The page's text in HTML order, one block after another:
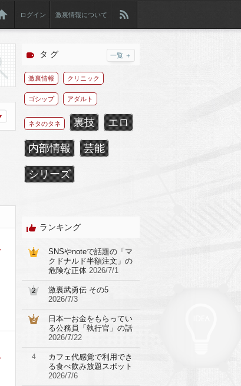
ログイン 激裏情報について
タ グ 一覧 ＋
激裏情報 クリニック
ゴシップ アダルト
ネタのタネ 裏技 エロ
内部情報 芸能
シリーズ
ランキング
1
SNSやnoteで話題の「マ
クドナルド半額注文」の
危険な正体 2026/7/1
2
激裏武勇伝 その5
2026/7/3
3
日本一お金をもらってい
る公務員「執行官」の話
2026/7/22
4
カフェ代感覚で利用でき
る食べ飲み放題スポット
2026/7/6